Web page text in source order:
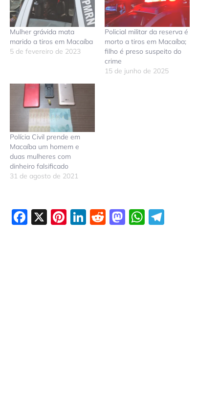
Mulher grávida mata
marido a tiros em Macaíba
5 de fevereiro de 2023
Policial militar da reserva é
morto a tiros em Macaíba;
filho é preso suspeito do
crime
15 de junho de 2025
Polícia Civil prende em
Macaíba um homem e
duas mulheres com
dinheiro falsificado
31 de agosto de 2021
Facebook
X Pinterest
LinkedIn
Reddit
Mastodon